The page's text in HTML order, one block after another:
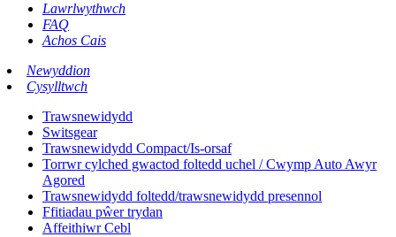
Lawrlwythwch
FAQ
Achos Cais
Newyddion
Cysylltwch
Trawsnewidydd
Switsgear
Trawsnewidydd Compact/Is-orsaf
Torrwr cylched gwactod foltedd uchel / Cwymp Auto Awyr
Agored
Trawsnewidydd foltedd/trawsnewidydd presennol
Ffitiadau pŵer trydan
Affeithiwr Cebl